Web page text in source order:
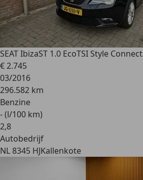
SEAT IbizaST 1.0 EcoTSI Style Connect
€ 2.745
03/2016
296.582 km
Benzine
- (l/100 km)
2,8
Autobedrijf
NL 8345 HJKallenkote